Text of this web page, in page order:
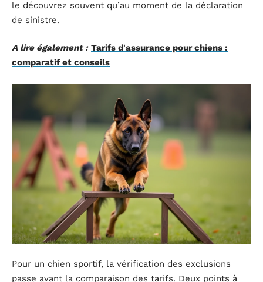
le découvrez souvent qu’au moment de la déclaration
de sinistre.
A lire également : Tarifs d'assurance pour chiens :
comparatif et conseils
Pour un chien sportif, la vérification des exclusions
passe avant la comparaison des tarifs. Deux points à